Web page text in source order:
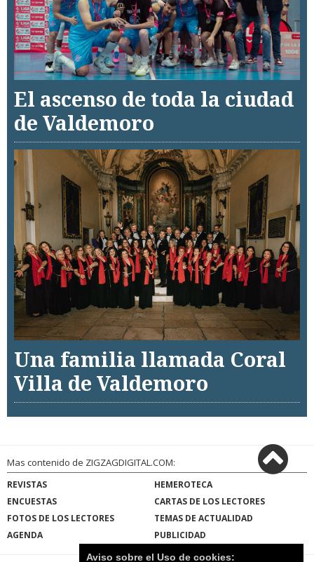
El ascenso de toda la ciudad
de Valdemoro
Una familia llamada Coral
Villa de Valdemoro
Mas contenido de ZIGZAGDIGITAL.COM:
REVISTAS
HEMEROTECA
ENCUESTAS
CARTAS DE LOS LECTORES
FOTOS DE LOS LECTORES
TEMAS DE ACTUALIDAD
AGENDA
PUBLICIDAD
Aviso sobre el Uso de cookies: